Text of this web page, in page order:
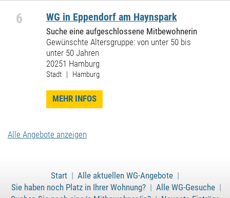
6 WG in Eppendorf am Haynspark
Suche eine aufgeschlossene Mitbewohnerin
Gewünschte Altersgruppe: von unter 50 bis
unter 50 Jahren
20251 Hamburg
Stadt | Hamburg
MEHR INFOS
Alle Angebote anzeigen
Start | Alle aktuellen WG-Angebote |
Sie haben noch Platz in Ihrer Wohnung?| Alle WG-Gesuche|